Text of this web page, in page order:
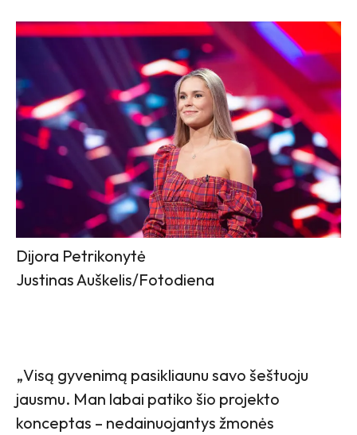
Dijora Petrikonytė
Justinas Auškelis/Fotodiena
„Visą gyvenimą pasikliaunu savo šeštuoju
jausmu. Man labai patiko šio projekto
konceptas – nedainuojantys žmonės